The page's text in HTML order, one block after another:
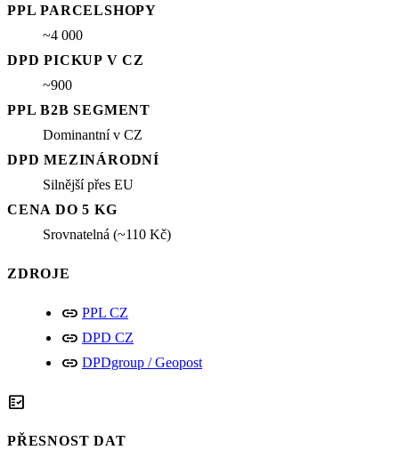
PPL PARCELSHOPY
~4 000
DPD PICKUP V CZ
~900
PPL B2B SEGMENT
Dominantní v CZ
DPD MEZINÁRODNÍ
Silnější přes EU
CENA DO 5 KG
Srovnatelná (~110 Kč)
ZDROJE
link PPL CZ
link DPD CZ
link DPDgroup / Geopost
fact_check
PŘESNOST DAT